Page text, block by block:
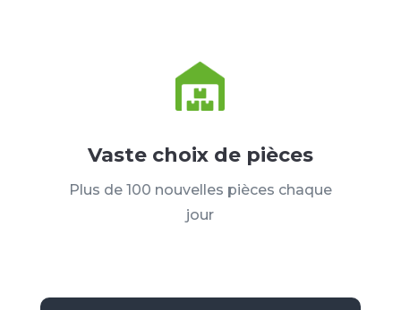
Vaste choix de pièces
Plus de 100 nouvelles pièces chaque
jour